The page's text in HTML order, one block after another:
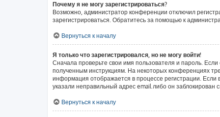
Почему я не могу зарегистрироваться?
Возможно, администратор конференции отключил
зарегистрироваться. Обратитесь за помощью к
Вернуться к началу
Я только что зарегистрировался, но не могу войти!
Сначала проверьте свои имя пользователя и пароль.
полученным инструкциям. На некоторых конференциях
информация отображается в процессе регистрации.
указали неправильный адрес email либо он
Вернуться к началу